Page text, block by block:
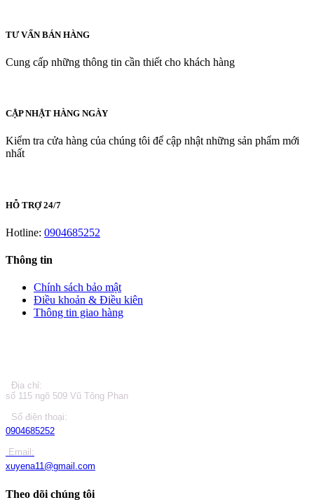
TƯ VẤN BÁN HÀNG
Cung cấp những thông tin cần thiết cho khách hàng
CẬP NHẬT HÀNG NGÀY
Kiểm tra cửa hàng của chúng tôi để cập nhật những sản phẩm mới
nhất
HỖ TRỢ 24/7
Hotline: 0904685252
Thông tin
Chính sách bảo mật
Điều khoản & Điều kiên
Thông tin giao hàng
Địa chỉ:
số 115 ngõ 509 Vũ Tông Phan
Số điện thoại:
0904685252
Email:
xuyena11@gmail.com
Theo dõi chúng tôi